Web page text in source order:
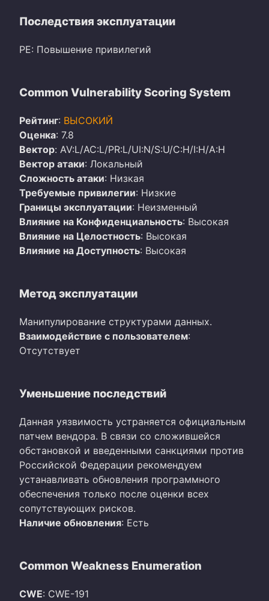
Последствия эксплуатации
PE: Повышение привилегий
Common Vulnerability Scoring System
Рейтинг: ВЫСОКИЙ
Оценка: 7.8
Вектор: AV:L/AC:L/PR:L/UI:N/S:U/C:H/I:H/A:H
Вектор атаки: Локальный
Сложность атаки: Низкая
Требуемые привилегии: Низкие
Границы эксплуатации: Неизменный
Влияние на Конфиденциальность: Высокая
Влияние на Целостность: Высокая
Влияние на Доступность: Высокая
Метод эксплуатации
Манипулирование структурами данных.
Взаимодействие с пользователем:
Отсутствует
Уменьшение последствий
Данная уязвимость устраняется официальным
патчем вендора. В связи со сложившейся
обстановкой и введенными санкциями против
Российской Федерации рекомендуем
устанавливать обновления программного
обеспечения только после оценки всех
сопутствующих рисков.
Наличие обновления: Есть
Common Weakness Enumeration
CWE: CWE-191